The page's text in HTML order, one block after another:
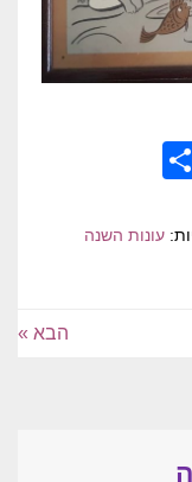
Pinterest
עונות השנה
הבא »